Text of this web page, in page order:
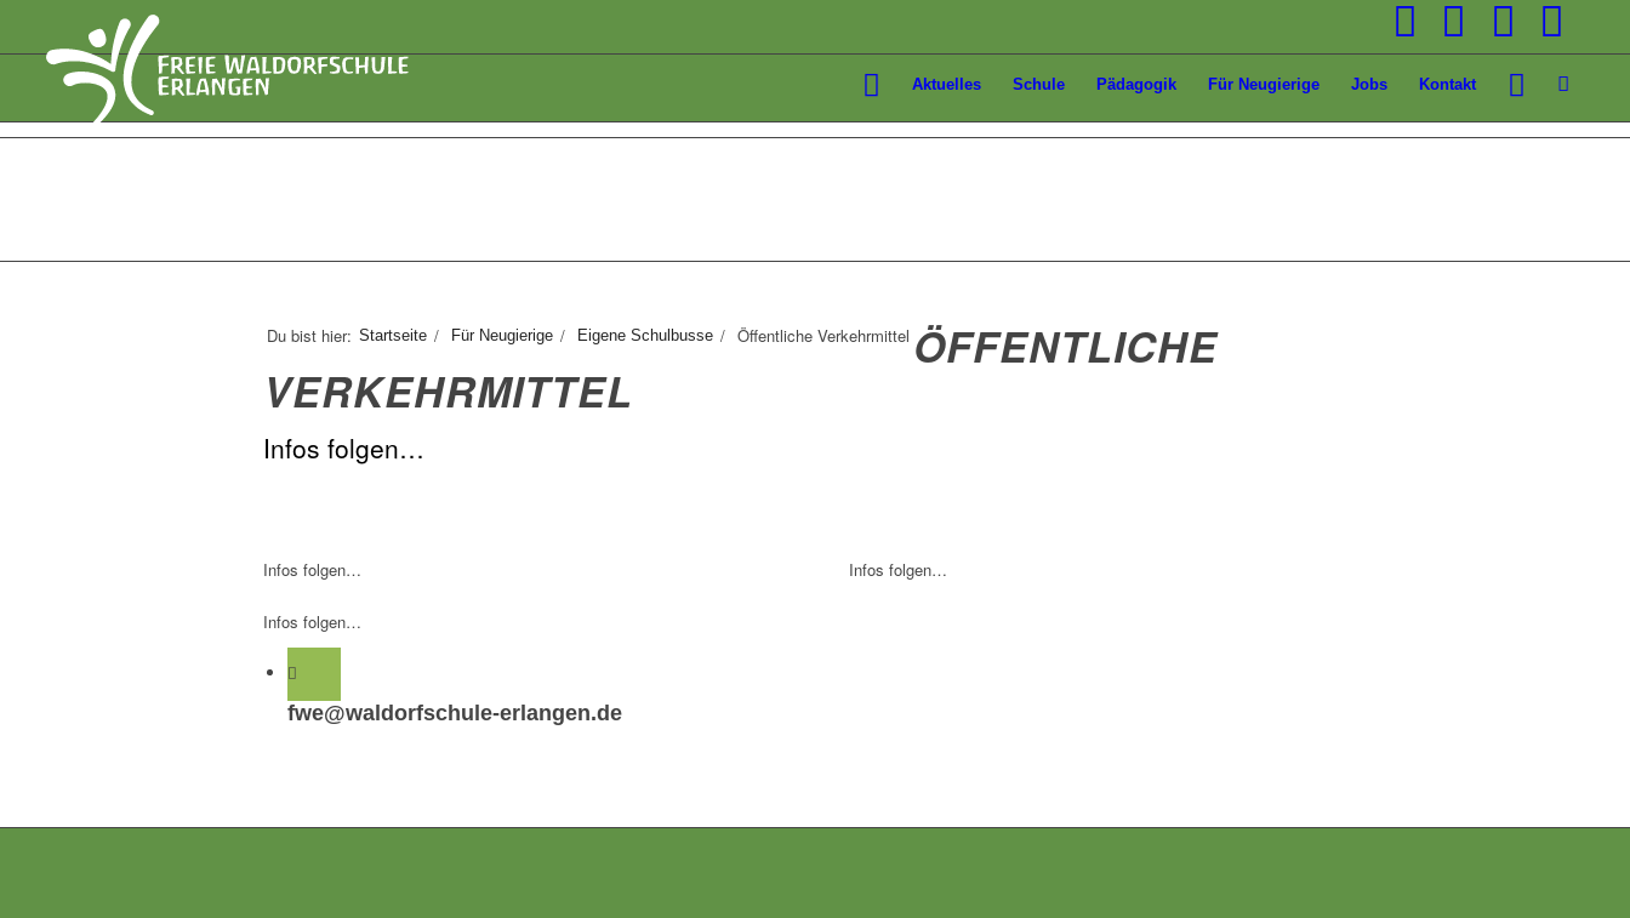
Aktuelles Schule Pädagogik Für Neugierige Jobs Kontakt
Du bist hier: Startseite / Für Neugierige / Eigene Schulbusse / Öffentliche Verkehrmittel ÖFFENTLICHE
VERKEHRMITTEL
Infos folgen…
Infos folgen… Infos folgen…
Infos folgen…
fwe@waldorfschule-erlangen.de